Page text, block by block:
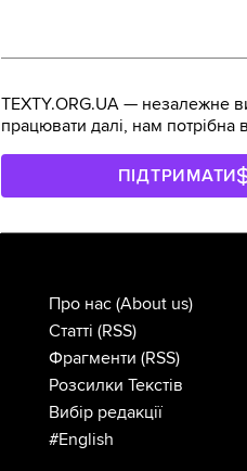
TEXTY.ORG.UA — незалежне
працювати далі, нам потрібна
ПІДТРИМАТИ
Про нас (About us)
Статті (RSS)
Фрагменти (RSS)
Розсилки Текстів
Вибір редакції
#English